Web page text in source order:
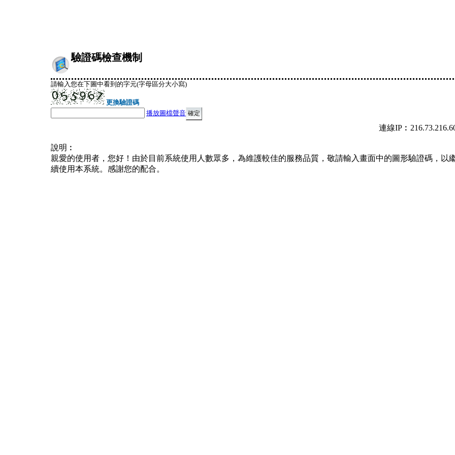
驗證碼檢查機制
請輸入您在下圖中看到的字元(字母區分大小寫)
更換驗證碼
播放圖檔聲音
連線
說明︰
親愛的使用者，您好！由於目前系統使用人數眾多，為維護較佳的服務品質，敬請輸入畫面中的圖形驗證碼，以
續使用本系統。感謝您的配合。